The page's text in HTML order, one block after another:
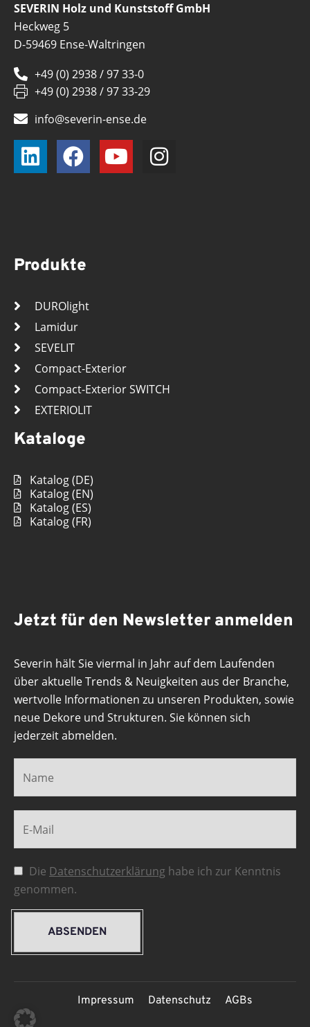
SEVERIN Holz und Kunststoff GmbH
Heckweg 5
D-59469 Ense-Waltringen
+49 (0) 2938 / 97 33-0
+49 (0) 2938 / 97 33-29
info@severin-ense.de
Produkte
DUROlight
Lamidur
SEVELIT
Compact-Exterior
Compact-Exterior SWITCH
EXTERIOLIT
Kataloge
Katalog (DE)
Katalog (EN)
Katalog (ES)
Katalog (FR)
Jetzt für den Newsletter anmelden
Severin hält Sie viermal in Jahr auf dem Laufenden
über aktuelle Trends & Neuigkeiten aus der Branche,
wertvolle Informationen zu unseren Produkten, sowie
neue Dekore und Strukturen. Sie können sich
jederzeit abmelden.
Die Datenschutzerklärung habe ich zur Kenntnis
genommen.
ABSENDEN
Impressum Datenschutz AGBs